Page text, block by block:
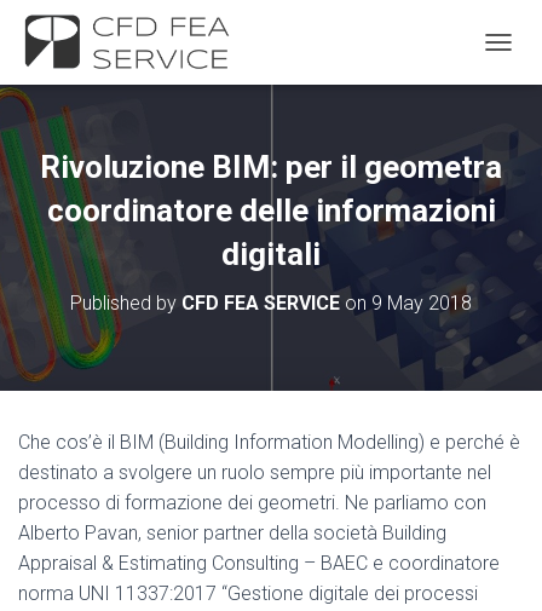
Rivoluzione BIM: per il geometra
coordinatore delle informazioni
digitali
Published by CFD FEA SERVICE on 9 May 2018
Che cos’è il BIM (Building Information Modelling) e perché è
destinato a svolgere un ruolo sempre più importante nel
processo di formazione dei geometri. Ne parliamo con
Alberto Pavan, senior partner della società Building
Appraisal & Estimating Consulting – BAEC e coordinatore
norma UNI 11337:2017 “Gestione digitale dei processi